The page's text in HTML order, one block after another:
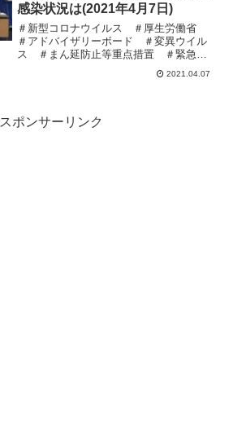
感染状況は(2021年4月7日)
＃新型コロナウイルス ＃厚生労働省
＃アドバイザリーボード ＃変異ウイル
ス ＃まん延防止等重点措置 ＃緊急事
2021.04.07
スポンサーリンク